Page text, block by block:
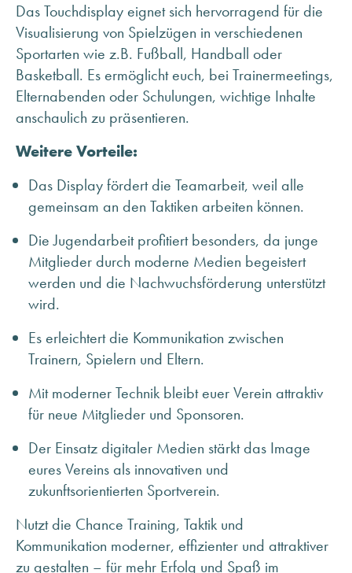
Das Touchdisplay eignet sich hervorragend für die
Visualisierung von Spielzügen in verschiedenen
Sportarten wie z.B. Fußball, Handball oder
Basketball. Es ermöglicht euch, bei Trainermeetings,
Elternabenden oder Schulungen, wichtige Inhalte
anschaulich zu präsentieren.
Weitere Vorteile:
Das Display fördert die Teamarbeit, weil alle
gemeinsam an den Taktiken arbeiten können.
Die Jugendarbeit profitiert besonders, da junge
Mitglieder durch moderne Medien begeistert
werden und die Nachwuchsförderung unterstützt
wird.
Es erleichtert die Kommunikation zwischen
Trainern, Spielern und Eltern.
Mit moderner Technik bleibt euer Verein attraktiv
für neue Mitglieder und Sponsoren.
Der Einsatz digitaler Medien stärkt das Image
eures Vereins als innovativen und
zukunftsorientierten Sportverein.
Nutzt die Chance Training, Taktik und
Kommunikation moderner, effizienter und attraktiver
zu gestalten – für mehr Erfolg und Spaß im